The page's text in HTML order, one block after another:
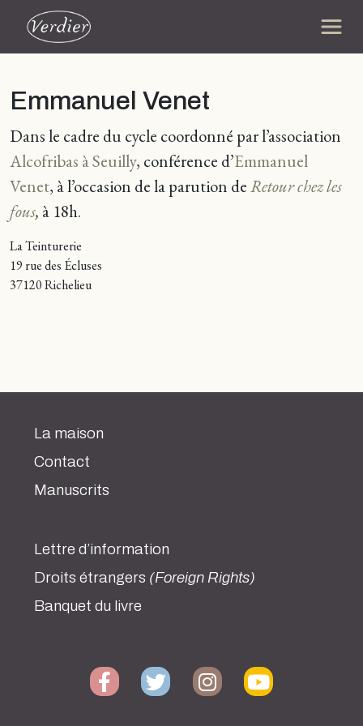
Emmanuel Venet
Dans le cadre du cycle coordonné par l’association
Alcofribas à Seuilly, conférence d’Emmanuel
Venet, à l’occasion de la parution deRetour chez les
fous, à 18h.
La Teinturerie
19 rue des Écluses
37120 Richelieu
La maison
Contact
Manuscrits
Lettre d’information
Droits étrangers (Foreign Rights)
Banquet du livre